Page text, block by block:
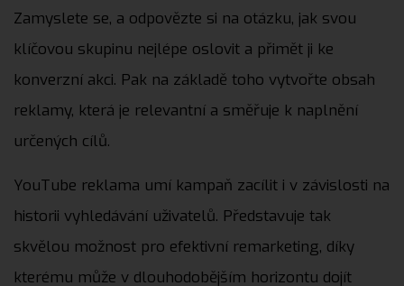
Zamyslete se, a odpovězte si na otázku, jak svou
klíčovou skupinu nejlépe oslovit a přimět ji ke
konverzní akci. Pak na základě toho vytvořte obsah
reklamy, která je relevantní a směřuje k naplnění
určených cílů.
YouTube reklama umí kampaň zacílit i v závislosti na
historii vyhledávání uživatelů. Představuje tak
skvělou možnost pro efektivní remarketing, díky
kterému může v dlouhodobějším horizontu dojít